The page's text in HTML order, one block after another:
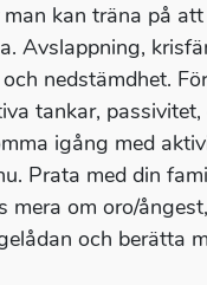
kan träna på att
Avslappning,
nedstämdhet.
tankar, passivitet,
igång med
Prata med din
om oro/
och berätta